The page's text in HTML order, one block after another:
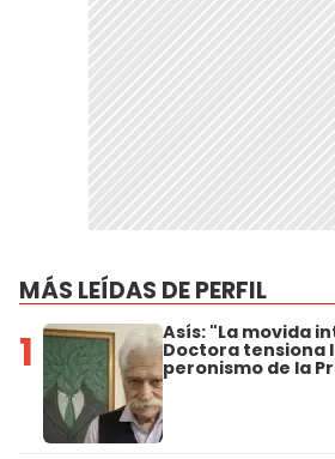
MÁS LEÍDAS DE PERFIL
1 Asís: "La movida
Doctora tensiona
peronismo de la